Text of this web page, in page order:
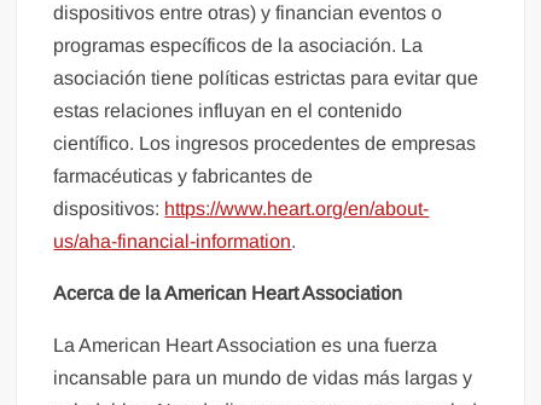
dispositivos entre otras) y financian eventos o
programas específicos de la asociación. La
asociación tiene políticas estrictas para evitar que
estas relaciones influyan en el contenido
científico. Los ingresos procedentes de empresas
farmacéuticas y fabricantes de
dispositivos: https://www.heart.org/en/about-
us/aha-financial-information.
Acerca de la American Heart Association
La American Heart Association es una fuerza
incansable para un mundo de vidas más largas y